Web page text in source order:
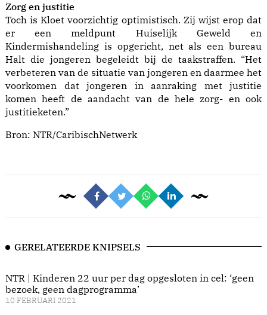
Zorg en justitie
Toch is Kloet voorzichtig optimistisch. Zij wijst erop dat
er een meldpunt Huiselijk Geweld en
Kindermishandeling is opgericht, net als een bureau
Halt die jongeren begeleidt bij de taakstraffen. “Het
verbeteren van de situatie van jongeren en daarmee het
voorkomen dat jongeren in aanraking met justitie
komen heeft de aandacht van de hele zorg- en ook
justitieketen.”
Bron: NTR/CaribischNetwerk
GERELATEERDE KNIPSELS
NTR | Kinderen 22 uur per dag opgesloten in cel: ‘geen
bezoek, geen dagprogramma’
10 FEBRUARI 2021